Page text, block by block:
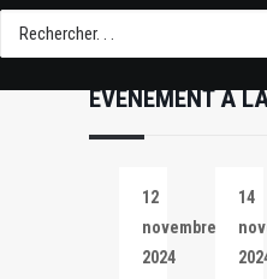
EVÉNEMENT À
12
novembre
2024
14